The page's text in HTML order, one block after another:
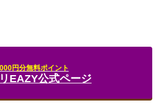
円分無料ポイント
EAZY公式ページ